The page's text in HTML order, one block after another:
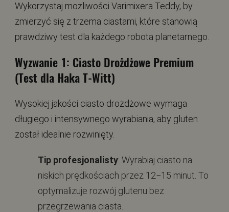
Wykorzystaj możliwości Varimixera Teddy, by
zmierzyć się z trzema ciastami, które stanowią
prawdziwy test dla każdego robota planetarnego.
Wyzwanie 1: Ciasto Drożdżowe Premium
(Test dla Haka T-Witt)
Wysokiej jakości ciasto drożdżowe wymaga
długiego i intensywnego wyrabiania, aby gluten
został idealnie rozwinięty.
Tip profesjonalisty: Wyrabiaj ciasto na
niskich prędkościach przez 12−15 minut. To
optymalizuje rozwój glutenu bez
przegrzewania ciasta.